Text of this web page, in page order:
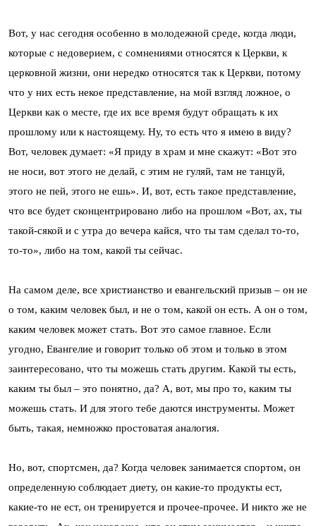
Вот, у нас сегодня особенно в молодежной среде, когда люди,
которые с недоверием, с сомнениями относятся к Церкви, к
церковной жизни, они нередко относятся так к Церкви, потому
что у них есть некое представление, на мой взгляд ложное, о
Церкви как о месте, где их все время будут обращать к их
прошлому или к настоящему. Ну, то есть что я имею в виду?
Вот, человек думает: «Я приду в храм и мне скажут: «Вот это
не носи, вот этого не делай, с этим не гуляй, там не танцуй,
этого не пей, этого не ешь». И, вот, есть такое представление,
что все будет сконцентрировано либо на прошлом «Вот, ах, ты
такой-сякой и с утра до вечера кайся, что ты там сделал то-то,
то-то», либо на том, какой ты сейчас.
На самом деле, все христианство и евангельский призыв – он не
о том, каким человек был, и не о том, какой он есть. А он о том,
каким человек может стать. Вот это самое главное. Если
угодно, Евангелие и говорит только об этом и только в этом
заинтересовано, что ты можешь стать другим. Какой ты есть,
каким ты был – это понятно, да? А, вот, мы про то, каким ты
можешь стать. И для этого тебе даются инструменты. Может
быть, такая, немножко простоватая аналогия.
Но, вот, спортсмен, да? Когда человек занимается спортом, он
определенную соблюдает диету, он какие-то продукты ест,
какие-то не ест, он тренируется и прочее-прочее. И никто же не